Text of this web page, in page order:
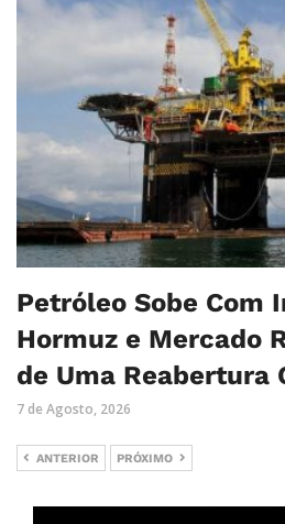
Petróleo Sobe Com
Hormuz e Mercado
de Uma Reabertura
7 de Agosto, 2026
ANTERIOR PRÓXIMO